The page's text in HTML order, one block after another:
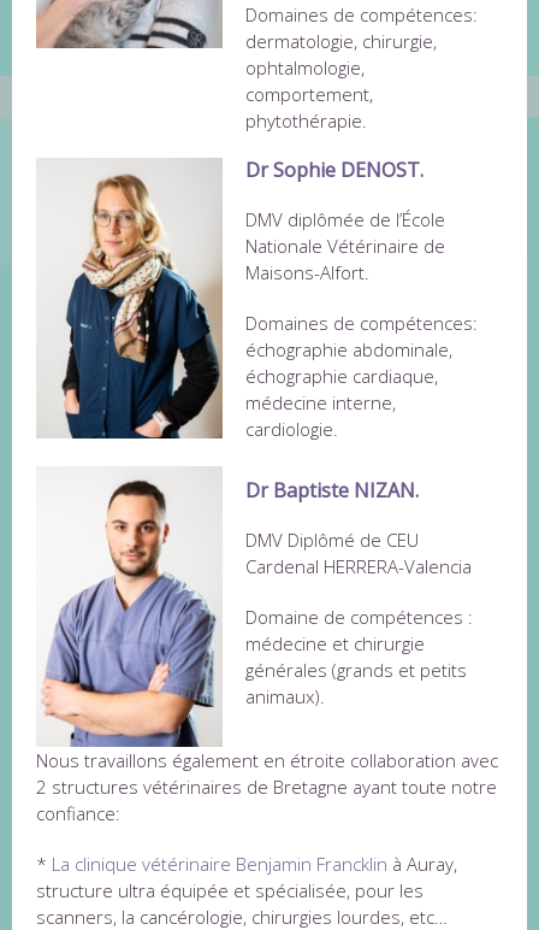
Domaines de compétences:
dermatologie, chirurgie,
ophtalmologie,
comportement,
phytothérapie.
Dr Sophie DENOST.
DMV diplômée de l’École
Nationale Vétérinaire de
Maisons-Alfort.
Domaines de compétences:
échographie abdominale,
échographie cardiaque,
médecine interne,
cardiologie.
Dr Baptiste NIZAN.
DMV Diplômé de CEU
Cardenal HERRERA-Valencia
Domaine de compétences :
médecine et chirurgie
générales (grands et petits
animaux).
Nous travaillons également en étroite collaboration avec
2 structures vétérinaires de Bretagne ayant toute notre
confiance:
* La clinique vétérinaire Benjamin Francklin à Auray,
structure ultra équipée et spécialisée, pour les
scanners, la cancérologie, chirurgies lourdes, etc…